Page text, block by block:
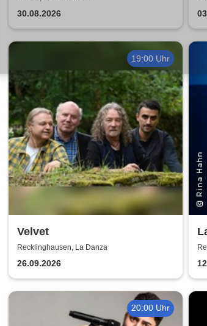
Motorworld Inn Herten
30.08.2026
19:00 Uhr
Velvet
Recklinghausen, La Danza
26.09.2026
20:00 Uhr